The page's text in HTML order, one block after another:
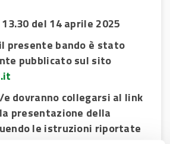
del 14 aprile 2025
il presente bando è stato
pubblicato sul sito
dovranno collegarsi al link
presentazione della
le istruzioni riportate